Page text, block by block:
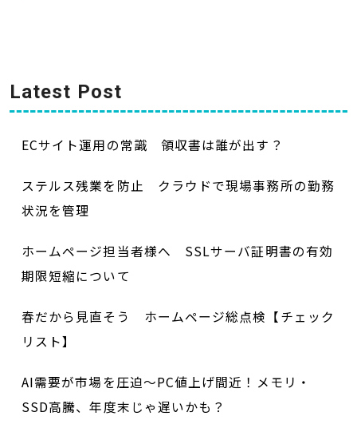
Latest Post
ECサイト運用の常識 領収書は誰が出す？
ステルス残業を防止 クラウドで現場事務所の勤務
状況を管理
ホームページ担当者様へ SSLサーバ証明書の有効
期限短縮について
春だから見直そう ホームページ総点検【チェック
リスト】
AI需要が市場を圧迫～PC値上げ間近！メモリ・
SSD高騰、年度末じゃ遅いかも？